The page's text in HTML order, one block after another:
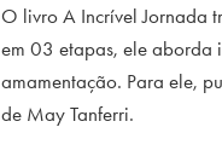
O livro A Incrível Jornada
em 03 etapas, ele aborda
amamentação. Para ele,
de May Tanferri.